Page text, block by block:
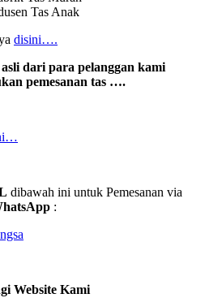
disini….
dari para pelanggan kami
pemesanan tas ….
dibawah ini untuk Pemesanan via
:
Website Kami